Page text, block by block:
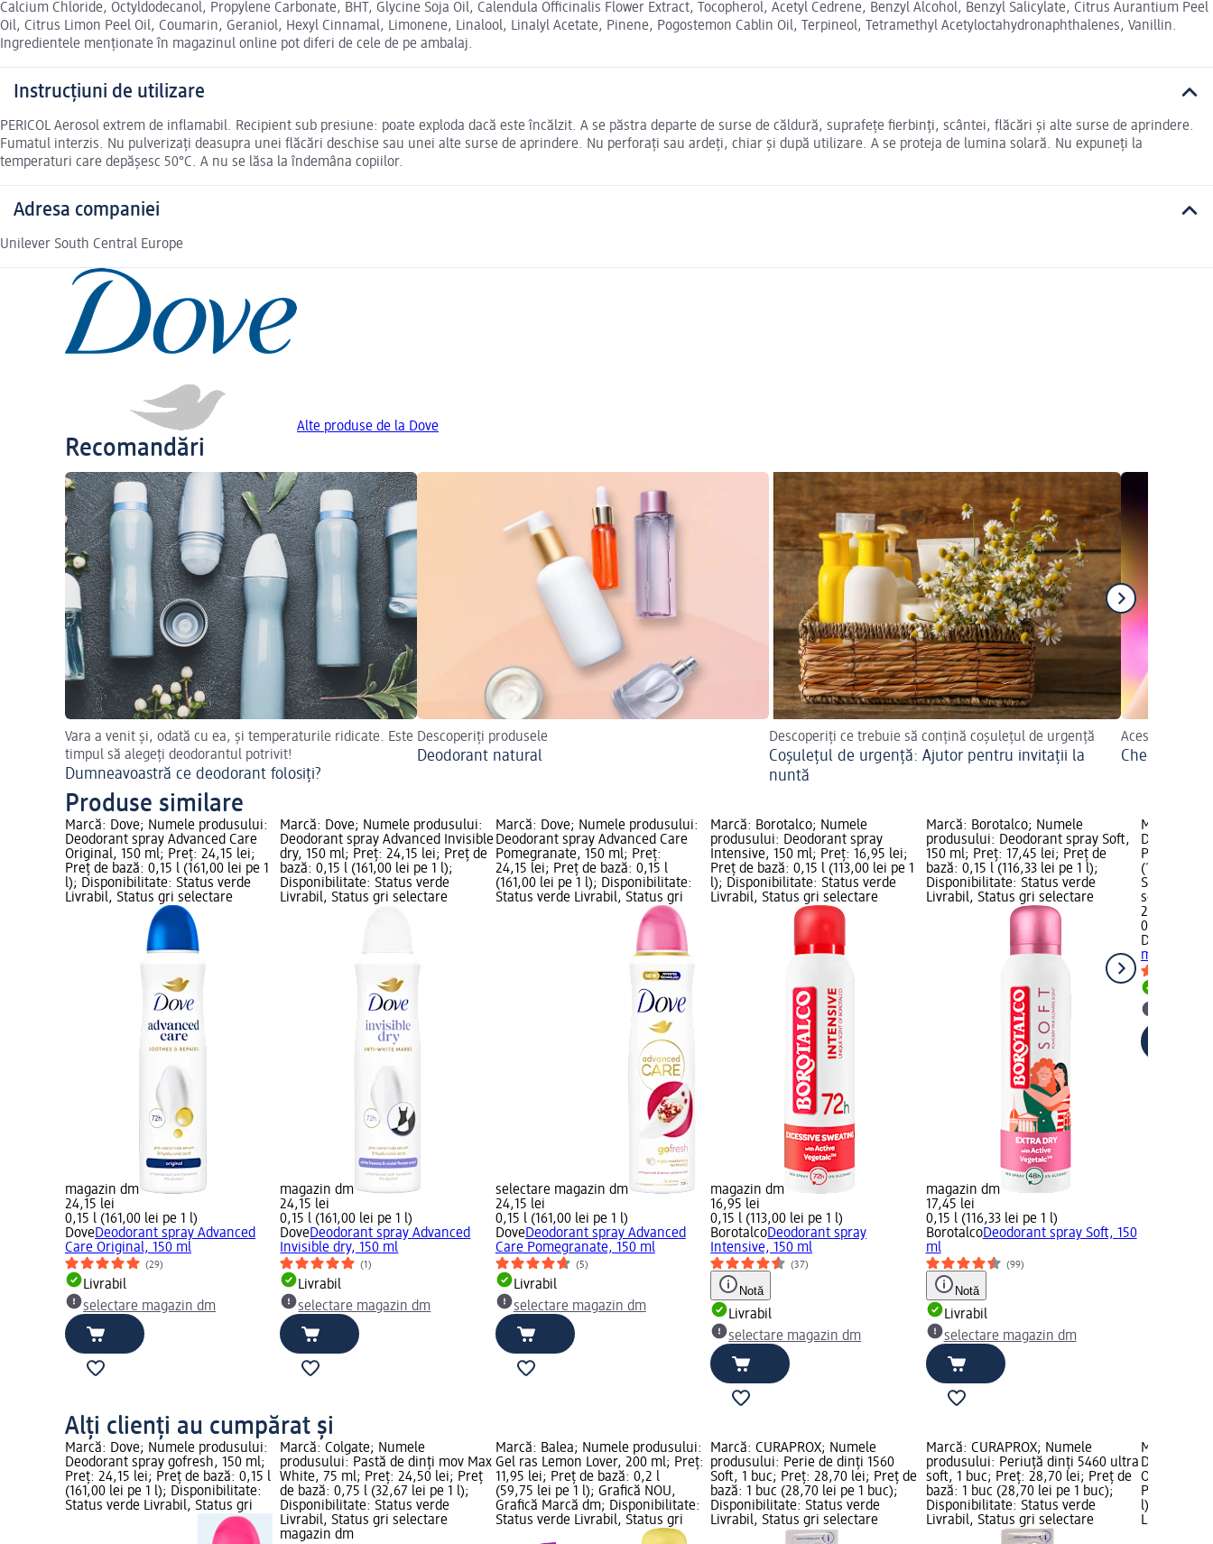
Calcium Chloride, Octyldodecanol, Propylene Carbonate, BHT, Glycine Soja Oil, Calendula Officinalis Flower Extract, Tocopherol, Acetyl Cedrene, Benzyl Alcohol, Benzyl Salicylate, Citrus Aurantium Peel
Oil, Citrus Limon Peel Oil, Coumarin, Geraniol, Hexyl Cinnamal, Limonene, Linalool, Linalyl Acetate, Pinene, Pogostemon Cablin Oil, Terpineol, Tetramethyl Acetyloctahydronaphthalenes, Vanillin.
Ingredientele menționate în magazinul online pot diferi de cele de pe ambalaj.
Instrucțiuni de utilizare
PERICOL Aerosol extrem de inflamabil. Recipient sub presiune: poate exploda dacă este încălzit. A se păstra departe de surse de căldură, suprafețe fierbinți, scântei, flăcări și alte surse de aprindere.
Fumatul interzis. Nu pulverizaţi deasupra unei flăcări deschise sau unei alte surse de aprindere. Nu perforați sau ardeți, chiar și după utilizare. A se proteja de lumina solară. Nu expuneţi la
temperaturi care depăşesc 50°C. A nu se lăsa la îndemâna copiilor.
Adresa companiei
Unilever South Central Europe
Alte produse de la Dove
Recomandări
Vara a venit și, odată cu ea, și temperaturile ridicate. Este
timpul să alegeți deodorantul potrivit!
Dumneavoastră ce deodorant folosiți?
Descoperiți produsele
Deodorant natural
Descoperiți ce trebuie să conțină coșulețul de urgență
Coșulețul de urgență: Ajutor pentru invitații la
nuntă
Aceste
Checklist
Produse similare
Marcă: Dove; Numele produsului:
Deodorant spray Advanced Care
Original, 150 ml; Preț: 24,15 lei;
Preț de bază: 0,15 l (161,00 lei pe 1
l); Disponibilitate: Status verde
Livrabil, Status gri selectare
magazin dm
24,15 lei
0,15 l (161,00 lei pe 1 l)
DoveDeodorant spray Advanced
Care Original, 150 ml
(29)
Livrabil
selectare magazin dm
Marcă: Dove; Numele produsului:
Deodorant spray Advanced Invisible
dry, 150 ml; Preț: 24,15 lei; Preț de
bază: 0,15 l (161,00 lei pe 1 l);
Disponibilitate: Status verde
Livrabil, Status gri selectare
magazin dm
24,15 lei
0,15 l (161,00 lei pe 1 l)
DoveDeodorant spray Advanced
Invisible dry, 150 ml
(1)
Livrabil
selectare magazin dm
Marcă: Dove; Numele produsului:
Deodorant spray Advanced Care
Pomegranate, 150 ml; Preț:
24,15 lei; Preț de bază: 0,15 l
(161,00 lei pe 1 l); Disponibilitate:
Status verde Livrabil, Status gri
selectare magazin dm
24,15 lei
0,15 l (161,00 lei pe 1 l)
DoveDeodorant spray Advanced
Care Pomegranate, 150 ml
(5)
Livrabil
selectare magazin dm
Marcă: Borotalco; Numele
produsului: Deodorant spray
Intensive, 150 ml; Preț: 16,95 lei;
Preț de bază: 0,15 l (113,00 lei pe 1
l); Disponibilitate: Status verde
Livrabil, Status gri selectare
magazin dm
16,95 lei
0,15 l (113,00 lei pe 1 l)
BorotalcoDeodorant spray
Intensive, 150 ml
(37)
Notă
Livrabil
selectare magazin dm
Marcă: Borotalco; Numele
produsului: Deodorant spray Soft,
150 ml; Preț: 17,45 lei; Preț de
bază: 0,15 l (116,33 lei pe 1 l);
Disponibilitate: Status verde
Livrabil, Status gri selectare
magazin dm
17,45 lei
0,15 l (116,33 lei pe 1 l)
BorotalcoDeodorant spray Soft, 150
ml
(99)
Notă
Livrabil
selectare magazin dm
Marcă:
Deodorant
Preț: 25,45
(169,67 lei
Status
selectare
25,45 lei
0,15 l
Dove
ml
Alți clienți au cumpărat și
Marcă: Dove; Numele produsului:
Deodorant spray gofresh, 150 ml;
Preț: 24,15 lei; Preț de bază: 0,15 l
(161,00 lei pe 1 l); Disponibilitate:
Status verde Livrabil, Status gri
Marcă: Colgate; Numele
produsului: Pastă de dinți mov Max
White, 75 ml; Preț: 24,50 lei; Preț
de bază: 0,75 l (32,67 lei pe 1 l);
Disponibilitate: Status verde
Livrabil, Status gri selectare
magazin dm
Marcă: Balea; Numele produsului:
Gel ras Lemon Lover, 200 ml; Preț:
11,95 lei; Preț de bază: 0,2 l
(59,75 lei pe 1 l); Grafică NOU,
Grafică Marcă dm; Disponibilitate:
Status verde Livrabil, Status gri
Marcă: CURAPROX; Numele
produsului: Perie de dinți 1560
Soft, 1 buc; Preț: 28,70 lei; Preț de
bază: 1 buc (28,70 lei pe 1 buc);
Disponibilitate: Status verde
Livrabil, Status gri selectare
Marcă: CURAPROX; Numele
produsului: Periuță dinți 5460 ultra
soft, 1 buc; Preț: 28,70 lei; Preț de
bază: 1 buc (28,70 lei pe 1 buc);
Disponibilitate: Status verde
Livrabil, Status gri selectare
Marcă:
Deodorant
Original,
Preț de
l);
Livrabil,